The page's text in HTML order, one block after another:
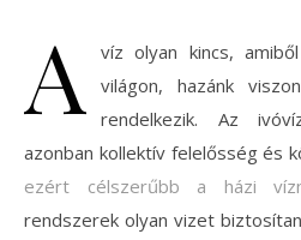
A
víz olyan kincs,
világon, hazánk
rendelkezik. Az
azonban kollektív felelősség és
ezért célszerűbb a házi
rendszerek olyan vizet